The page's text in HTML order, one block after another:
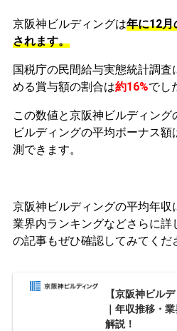
京阪神ビルディングは年に12月
されます。
国税庁の民間給与実態統計調
める賞与額の割合は約16%でし
この数値と京阪神ビルディン
ビルディングの平均ボーナス額
測できます。
京阪神ビルディングの平均年
業界内ランキングなどさらに詳
の記事もぜひ確認してみてくだ
【京阪神ビル
｜年収推移・
解説！